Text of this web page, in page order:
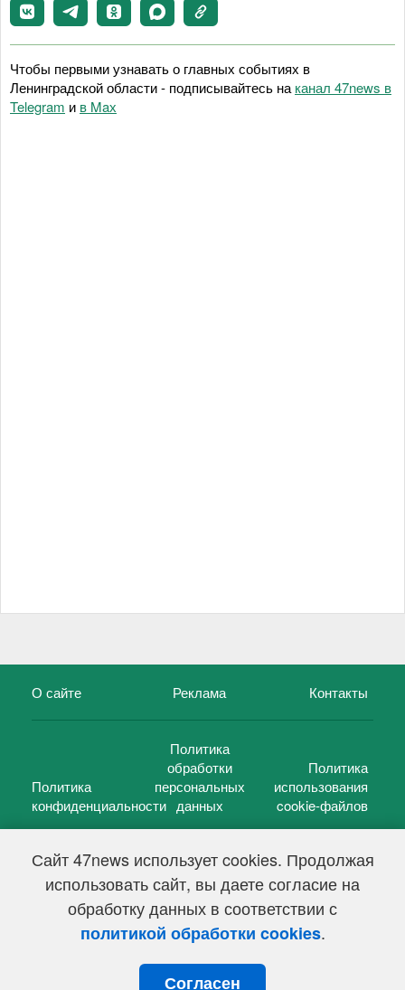
Сайт 47news использует cookies. Продолжая
использовать сайт, вы даете согласие на
обработку данных в соответствии с
политикой обработки cookies.
Согласен
Чтобы первыми узнавать о главных событиях в
Ленинградской области - подписывайтесь на канал 47news в
Telegram и в Maх
О сайте Реклама Контакты
Политика
конфиденциальности
Политика
обработки
персональных
данных
Политика
использования
cookie-файлов
47 новостей (47 news)2005 — 2026 г.
Свидетельство о регистрации СМИ Эл № ФС 77-39848, выдано
Федеральной службой по надзору в сфере связи,
информационных технологий и массовых коммуникаций